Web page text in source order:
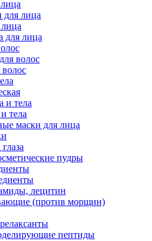
для лица
для лица
волос
и тела
тела
маски для лица
пудры
лецитин
(против морщин)
пептиды